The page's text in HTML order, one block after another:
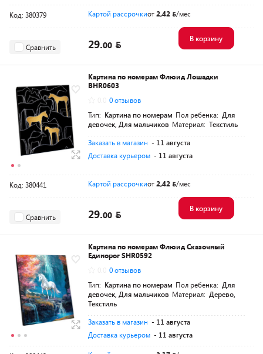
Код: 380379 Картой рассрочкиот2,42 /мес
Сравнить 29.00
В корзину
Картина по номерам Флюид Лошадки
BHR0603
0 отзывов
Тип: Картина по номерам Пол ребенка: Для
девочек, Для мальчиков Материал: Текстиль
Заказать в магазин - 11 августа
Доставка курьером - 11 августа
Код: 380441 Картой рассрочкиот2,42 /мес
Сравнить 29.00
В корзину
Картина по номерам Флюид Сказочный
Единорог SHR0592
0 отзывов
Тип: Картина по номерам Пол ребенка: Для
девочек, Для мальчиков Материал: Дерево,
Текстиль
Заказать в магазин - 11 августа
Доставка курьером - 11 августа